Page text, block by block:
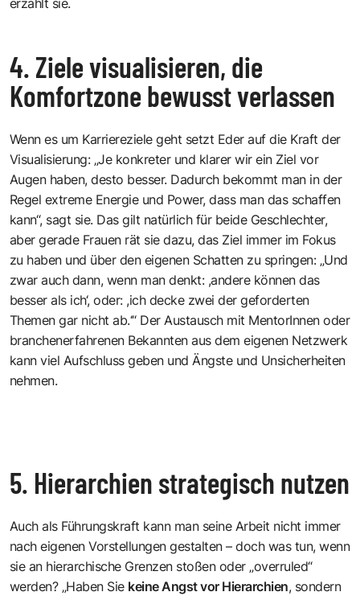
4. Ziele visualisieren, die
Komfortzone bewusst verlassen
Wenn es um Karriereziele geht setzt Eder auf die Kraft der
Visualisierung: „Je konkreter und klarer wir ein Ziel vor
Augen haben, desto besser. Dadurch bekommt man in der
Regel extreme Energie und Power, dass man das schaffen
kann“, sagt sie. Das gilt natürlich für beide Geschlechter,
aber gerade Frauen rät sie dazu, das Ziel immer im Fokus
zu haben und über den eigenen Schatten zu springen: „Und
zwar auch dann, wenn man denkt: ,andere können das
besser als ich‘, oder: ,ich decke zwei der geforderten
Themen gar nicht ab.‘“ Der Austausch mit MentorInnen oder
branchenerfahrenen Bekannten aus dem eigenen Netzwerk
kann viel Aufschluss geben und Ängste und Unsicherheiten
nehmen.
5. Hierarchien strategisch nutzen
Auch als Führungskraft kann man seine Arbeit nicht immer
nach eigenen Vorstellungen gestalten – doch was tun, wenn
sie an hierarchische Grenzen stoßen oder „overruled“
werden? „Haben Sie keine Angst vor Hierarchien, sondern